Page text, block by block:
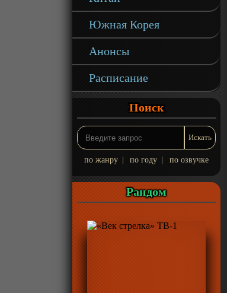
Южная Корея
Анонсы
Расписание
Поиск
по жанру по году по озвучке
Рандом